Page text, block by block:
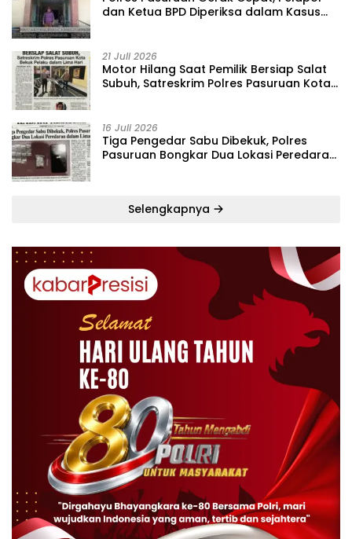
dan Ketua BPD Diperiksa dalam Kasus
21 Juli 2026
‎Motor Hilang Saat Pemilik Bersiap Salat
Subuh, Satreskrim Polres Pasuruan Kota
16 Juli 2026
Tiga Pengedar Sabu Dibekuk, Polres
Pasuruan Bongkar Dua Lokasi Peredaran
Selengkapnya